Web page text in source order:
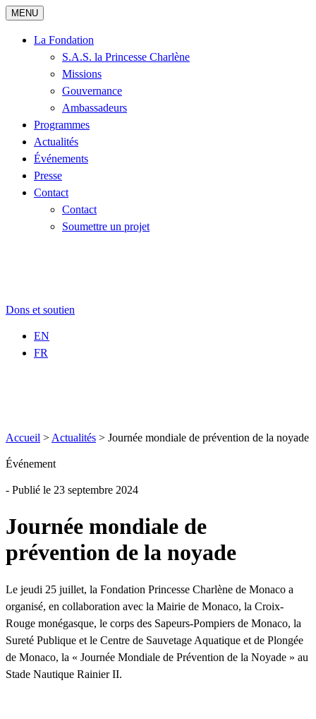
MENU
La Fondation
S.A.S. la Princesse Charlène
Missions
Gouvernance
Ambassadeurs
Programmes
Actualités
Événements
Presse
Contact
Contact
Soumettre un projet
Dons et soutien
EN
FR
Accueil > Actualités > Journée mondiale de prévention de la noyade
Événement
- Publié le 23 septembre 2024
Journée mondiale de
prévention de la noyade
Le jeudi 25 juillet, la Fondation Princesse Charlène de Monaco a
organisé, en collaboration avec la Mairie de Monaco, la Croix-
Rouge monégasque, le corps des Sapeurs-Pompiers de Monaco, la
Sureté Publique et le Centre de Sauvetage Aquatique et de Plongée
de Monaco, la « Journée Mondiale de Prévention de la Noyade » au
Stade Nautique Rainier II.